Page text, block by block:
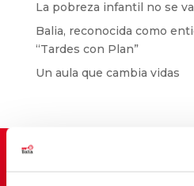
La pobreza infantil no se
Balia, reconocida como
“Tardes con Plan”
Un aula que cambia vidas